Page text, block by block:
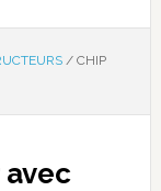
/CHIP